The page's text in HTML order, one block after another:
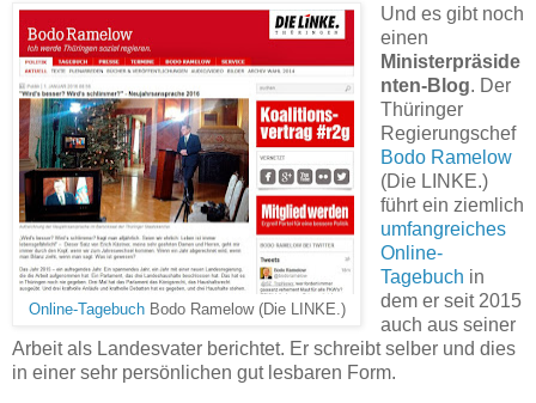
Online-TagebuchBodo Ramelow (Die LINKE.)
Und es gibt noch
einen
Ministerpräside
nten-Blog. Der
Thüringer
Regierungschef
Bodo Ramelow
(Die LINKE.)
führt ein ziemlich
umfangreiches
Online-
Tagebuch in
dem er seit 2015
auch aus seiner
Arbeit als Landesvater berichtet. Er schreibt selber und dies
in einer sehr persönlichen gut lesbaren Form.